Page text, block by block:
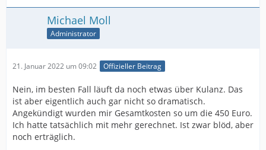
Michael Moll
Administrator
21. Januar 2022 um 09:02 Offizieller Beitrag
Nein, im besten Fall läuft da noch etwas über Kulanz. Das
ist aber eigentlich auch gar nicht so dramatisch.
Angekündigt wurden mir Gesamtkosten so um die 450 Euro.
Ich hatte tatsächlich mit mehr gerechnet. Ist zwar blöd, aber
noch erträglich.